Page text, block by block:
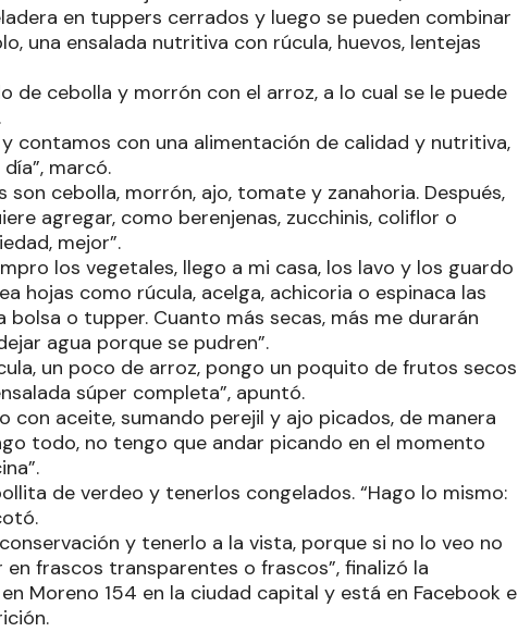
en tuppers cerrados y luego se pueden combinar
una ensalada nutritiva con rúcula, huevos, lentejas
de cebolla y morrón con el arroz, a lo cual se le puede
contamos con una alimentación de calidad y nutritiva,
marcó.
son cebolla, morrón, ajo, tomate y zanahoria. Después,
agregar, como berenjenas, zucchinis, coliflor o
mejor”.
los vegetales, llego a mi casa, los lavo y los guardo
hojas como rúcula, acelga, achicoria o espinaca las
bolsa o tupper. Cuanto más secas, más me durarán
agua porque se pudren”.
un poco de arroz, pongo un poquito de frutos secos
súper completa”, apuntó.
con aceite, sumando perejil y ajo picados, de manera
todo, no tengo que andar picando en el momento
de verdeo y tenerlos congelados. “Hago lo mismo:
y tenerlo a la vista, porque si no lo veo no
frascos transparentes o frascos”, finalizó la
Moreno 154 en la ciudad capital y está en Facebook e